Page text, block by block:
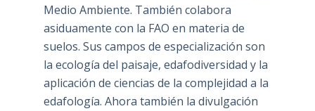
Medio Ambiente. También colabora
asiduamente con la FAO en materia de
suelos. Sus campos de especialización son
la ecología del paisaje, edafodiversidad y la
aplicación de ciencias de la complejidad a la
edafología. Ahora también la divulgación